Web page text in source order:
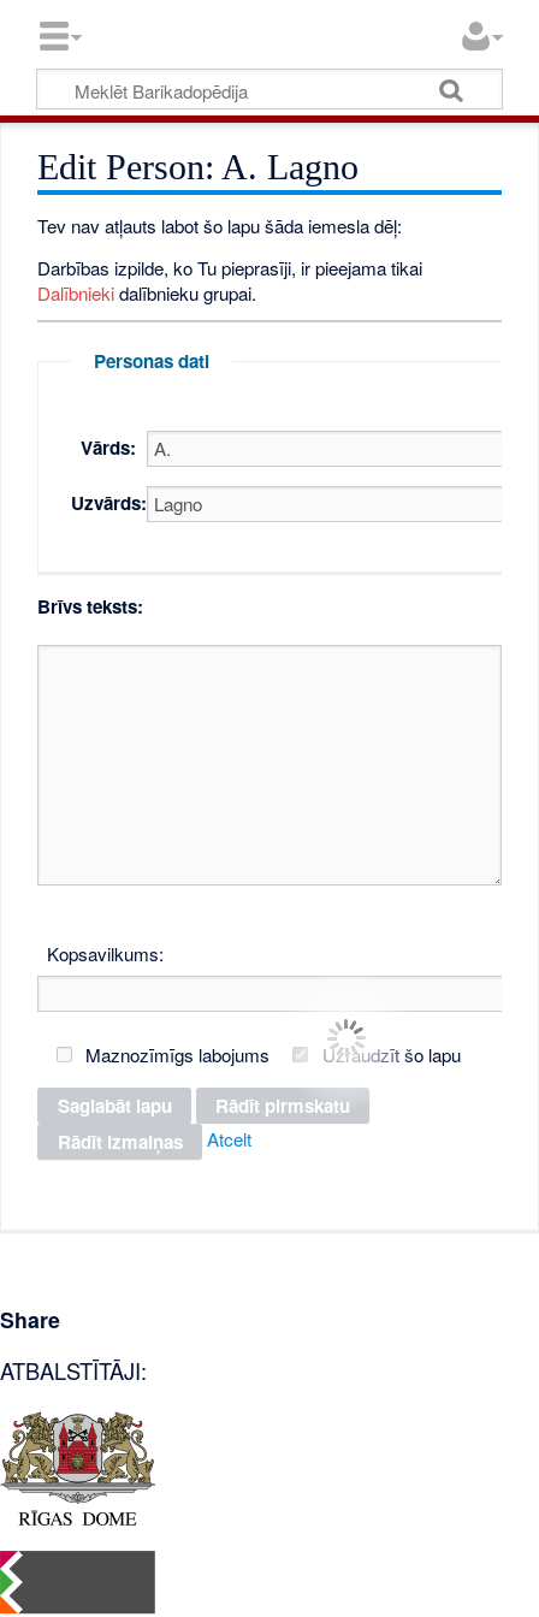
Edit Person: A. Lagno
Tev nav atļauts labot šo lapu šāda iemesla dēļ:
Darbības izpilde, ko Tu pieprasīji, ir pieejama tikai
Dalībniekidalībnieku grupai.
Personas dati
Vārds:
Uzvārds:
Brīvs teksts:
Kopsavilkums:
Maznozīmīgs labojums Uzraudzīt šo lapu
Atcelt
Share
ATBALSTĪTĀJI: